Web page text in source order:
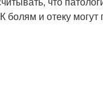
болям и отеку могут